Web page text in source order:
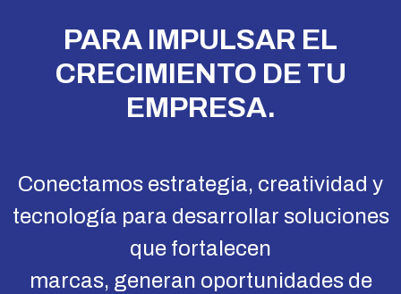
PARA IMPULSAR EL
CRECIMIENTO DE TU
EMPRESA.
Conectamos estrategia, creatividad y
tecnología para desarrollar soluciones
que fortalecen
marcas, generan oportunidades de